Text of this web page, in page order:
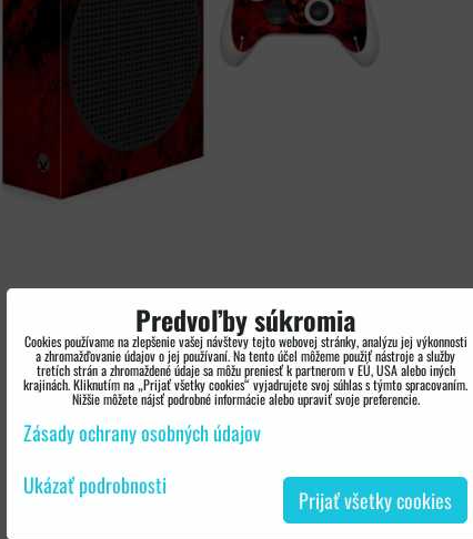
Velmi kvalitní polep pro konzole Xbox series S v
Predvoľby súkromia
Cookies používame na zlepšenie vašej návštevy tejto webovej stránky, analýzu jej výkonnosti
a zhromažďovanie údajov o jej používaní. Na tento účel môžeme použiť nástroje a služby
tretích strán a zhromaždené údaje sa môžu preniesť k partnerom v EÚ, USA alebo iných
krajinách. Kliknutím na „Prijať všetky cookies“ vyjadrujete svoj súhlas s týmto spracovaním.
Nižšie môžete nájsť podrobné informácie alebo upraviť svoje preferencie.
Zásady ochrany osobných údajov
Ukázať podrobnosti
Prijať všetky cookies